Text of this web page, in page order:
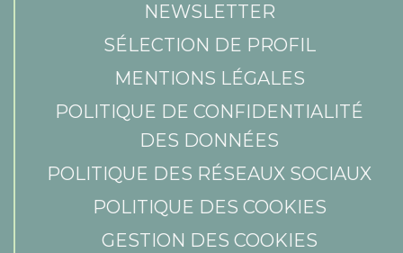
NEWSLETTER
SÉLECTION DE PROFIL
MENTIONS LÉGALES
POLITIQUE DE CONFIDENTIALITÉ
DES DONNÉES
POLITIQUE DES RÉSEAUX SOCIAUX
POLITIQUE DES COOKIES
GESTION DES COOKIES